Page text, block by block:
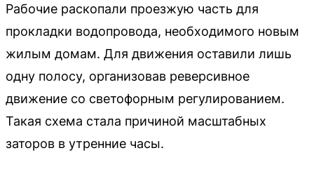
Рабочие раскопали проезжую часть для
прокладки водопровода, необходимого новым
жилым домам. Для движения оставили лишь
одну полосу, организовав реверсивное
движение со светофорным регулированием.
Такая схема стала причиной масштабных
заторов в утренние часы.